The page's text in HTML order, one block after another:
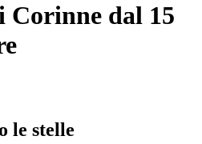
Corinne dal 15
le stelle